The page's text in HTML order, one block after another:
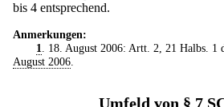
bis 4 entsprechend.
Anmerkungen:
1
. 18. August 2006: Artt. 2, 21 Halbs. 1
August 2006
Umfeld von § 7